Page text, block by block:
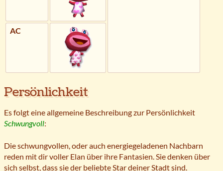
AC
Persönlichkeit
Es folgt eine allgemeine Beschreibung zur Persönlichkeit
Schwungvoll:
Die schwungvollen, oder auch energiegeladenen Nachbarn
reden mit dir voller Elan über ihre Fantasien. Sie denken über
sich selbst, dass sie der beliebte Star deiner Stadt sind.